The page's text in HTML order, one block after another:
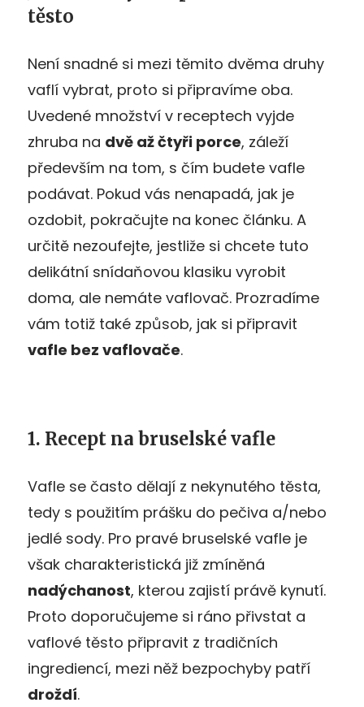
těsto
Není snadné si mezi těmito dvěma druhy
vaflí vybrat, proto si připravíme oba.
Uvedené množství v receptech vyjde
zhruba na dvě až čtyři porce, záleží
především na tom, s čím budete vafle
podávat. Pokud vás nenapadá, jak je
ozdobit, pokračujte na konec článku. A
určitě nezoufejte, jestliže si chcete tuto
delikátní snídaňovou klasiku vyrobit
doma, ale nemáte vaflovač. Prozradíme
vám totiž také způsob, jak si připravit
vafle bez vaflovače.
1. Recept na bruselské vafle
Vafle se často dělají z nekynutého těsta,
tedy s použitím prášku do pečiva a/nebo
jedlé sody. Pro pravé bruselské vafle je
však charakteristická již zmíněná
nadýchanost, kterou zajistí právě kynutí.
Proto doporučujeme si ráno přivstat a
vaflové těsto připravit z tradičních
ingrediencí, mezi něž bezpochyby patří
droždí.